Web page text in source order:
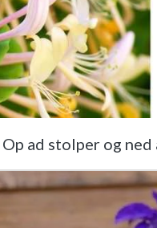
Op ad stolper og